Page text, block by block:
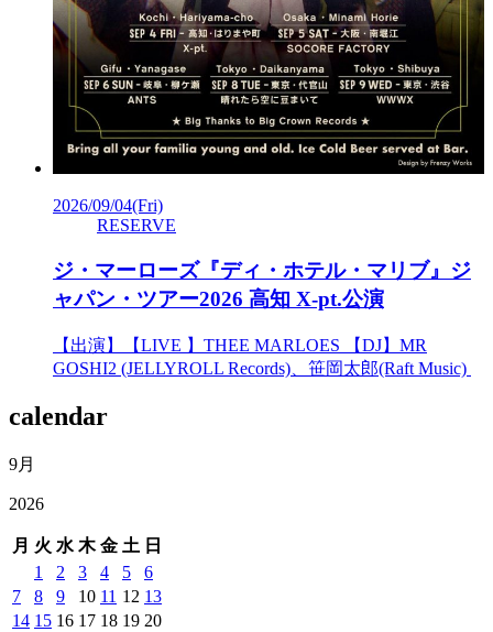
2026/09/04(Fri)
RESERVE
ジ・マーローズ『ディ・ホテル・マリブ』ジ
ャパン・ツアー2026 高知 X-pt.公演
【出演】【LIVE 】THEE MARLOES 【DJ】MR
GOSHI2 (JELLYROLL Records)、笹岡太郎(Raft Music)
calendar
9月
2026
月 火 水 木 金 土 日
1 2 3 4 5
6
7
8 9 10 11 12 13
14 15 16 17 18 19 20